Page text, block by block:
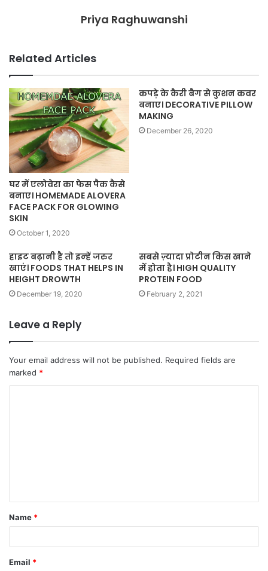
Priya Raghuwanshi
Related Articles
घर में एलोवेरा का फेस पैक कैसे
बनाए। HOMEMADE ALOVERA
FACE PACK FOR GLOWING
SKIN
October 1, 2020
कपड़े के कैरी बैग से कुशन कवर
बनाए। DECORATIVE PILLOW
MAKING
December 26, 2020
हाइट बढ़ानी है तो इन्‍हें जरुर
खाएं। FOODS THAT HELPS IN
HEIGHT DROWTH
December 19, 2020
सबसे ज़्यादा प्रोटीन किस खाने
में होता है। HIGH QUALITY
PROTEIN FOOD
February 2, 2021
Leave a Reply
Your email address will not be published. Required fields are
marked *
t
*
Name *
Email *